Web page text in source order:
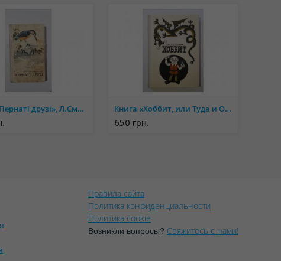
Книга «Пернаті друзі», Л.Смогоржевський Книга «Хоббит, или Туда и Обратно», Дж.Р.Р. Толкин
650 грн.
Правила сайта
Политика конфиденциальности
Политика cookie
Возникли вопросы? Свяжитесь с нами!